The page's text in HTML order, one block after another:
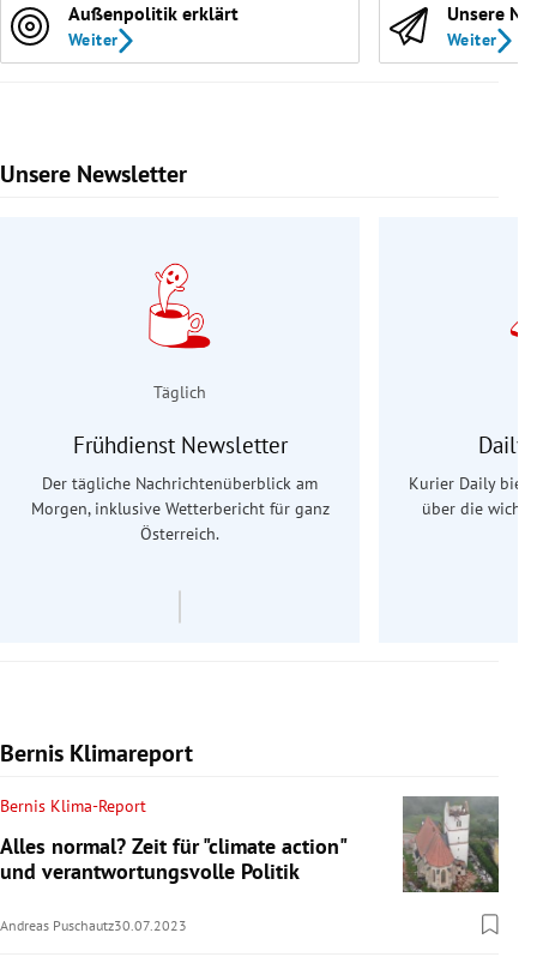
Außenpolitik erklärt
Weiter
Unsere
Weiter
Unsere Newsletter
Slide 1 von 9
Täglich
Frühdienst Newsletter
Der tägliche Nachrichtenüberblick am
Morgen, inklusive Wetterbericht für ganz
Österreich.
Daily
Kurier Daily
über die
Bernis Klimareport
Bernis Klima-Report
Alles normal? Zeit für "climate action"
und verantwortungsvolle Politik
Andreas Puschautz30.07.2023